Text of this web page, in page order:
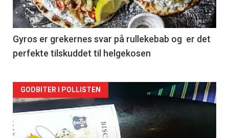
-
2
Gyros er grekernes svar på rullekebab og er det
perfekte tilskuddet til helgekosen
Forsiden
akkurat
GODBITER I POLLISTEN